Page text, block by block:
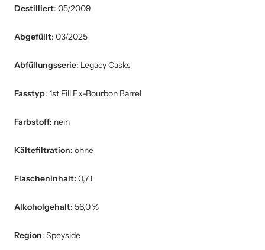
Destilliert: 05/2009
Abgefüllt: 03/2025
Abfüllungsserie: Legacy Casks
Fasstyp: 1st Fill Ex-Bourbon Barrel
Farbstoff: nein
Kältefiltration: ohne
Flascheninhalt: 0,7 l
Alkoholgehalt: 56,0 %
Region: Speyside